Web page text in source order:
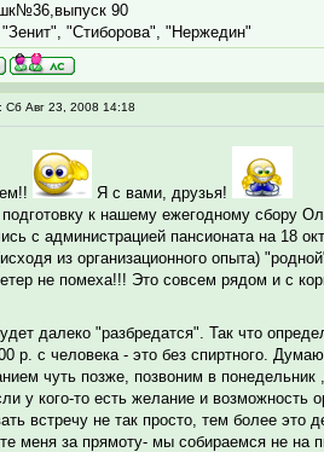
90
"Зенит", "Стиборова", "Нержедин"
Сб Авг 23, 2008 14:18
Я с вами, друзья!
к нашему ежегодному сбору
с администрацией пансионата на 18
из организационного опыта)
не помеха!!! Это совсем рядом и с
далеко "разбредатся". Так что
р. с человека - это без спиртного.
чуть позже, позвоним в
у кого-то есть желание и возможность
встречу не так просто, тем более это
меня за прямоту- мы собираемся не на